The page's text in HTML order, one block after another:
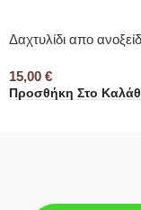
Δαχτυλίδι απο
15,00 €
Προσθήκη Στο